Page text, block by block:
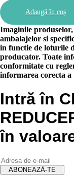
Adaugă în coș
Imaginile
ambalajelor si
in functie de loturile
producator. Toate
conformitate cu
informarea corecta a
Intră în
în